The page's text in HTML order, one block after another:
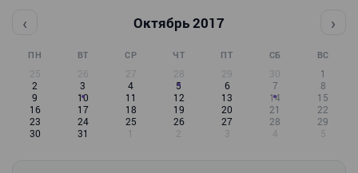
‹ Октябрь 2017 ›
ПН ВТ СР ЧТ ПТ СБ ВС
25 26 27 28 29 30
1
2
3 4 5 6 7
8
9
10 11 12 13 14
15
16
17 18 19 20 21
22
23
24 25 26 27 28
29
30
31 1 2 3 4 5